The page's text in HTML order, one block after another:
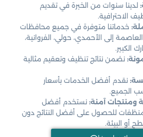
لدينا سنوات من الخبرة في تقديم
الاحترافية.
خدماتنا متوفرة في جميع محافظات
إلى الأحمدي، حولي، الفروانية،
الكبير.
نضمن نتائج تنظيف وتعقيم مثالية
نقدم أفضل الخدمات بأسعار
الجميع.
ومنتجات آمنة: نستخدم أفضل
للحصول على أفضل النتائج دون
أو البيئة.